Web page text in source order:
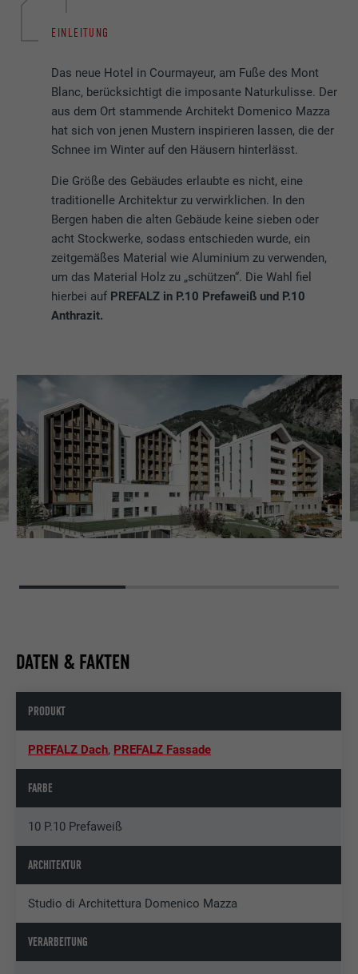
EINLEITUNG
Das neue Hotel in Courmayeur, am Fuße des Mont
Blanc, berücksichtigt die imposante Naturkulisse. Der
aus dem Ort stammende Architekt Domenico Mazza
hat sich von jenen Mustern inspirieren lassen, die der
Schnee im Winter auf den Häusern hinterlässt.
Die Größe des Gebäudes erlaubte es nicht, eine
traditionelle Architektur zu verwirklichen. In den
Bergen haben die alten Gebäude keine sieben oder
acht Stockwerke, sodass entschieden wurde, ein
zeitgemäßes Material wie Aluminium zu verwenden,
um das Material Holz zu „schützen“. Die Wahl fiel
hierbei auf PREFALZ in P.10 Prefaweiß und P.10
Anthrazit.
DATEN & FAKTEN
PRODUKT
PREFALZ Dach, PREFALZ Fassade
FARBE
10 P.10 Prefaweiß
ARCHITEKTUR
Studio di Architettura Domenico Mazza
VERARBEITUNG